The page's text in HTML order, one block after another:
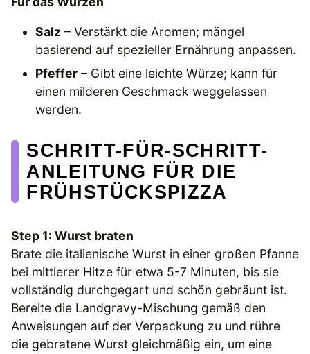
Salz – Verstärkt die Aromen; mängel
basierend auf spezieller Ernährung anpassen.
Pfeffer – Gibt eine leichte Würze; kann für
einen milderen Geschmack weggelassen
werden.
SCHRITT-FÜR-SCHRITT-
ANLEITUNG FÜR DIE
FRÜHSTÜCKSPIZZA
Step 1: Wurst braten
Brate die italienische Wurst in einer großen Pfanne
bei mittlerer Hitze für etwa 5-7 Minuten, bis sie
vollständig durchgegart und schön gebräunt ist.
Bereite die Landgravy-Mischung gemäß den
Anweisungen auf der Verpackung zu und rühre
die gebratene Wurst gleichmäßig ein, um eine